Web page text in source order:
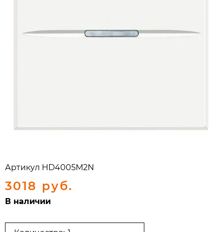
Артикул HD4005M2N
3018 руб.
В наличии